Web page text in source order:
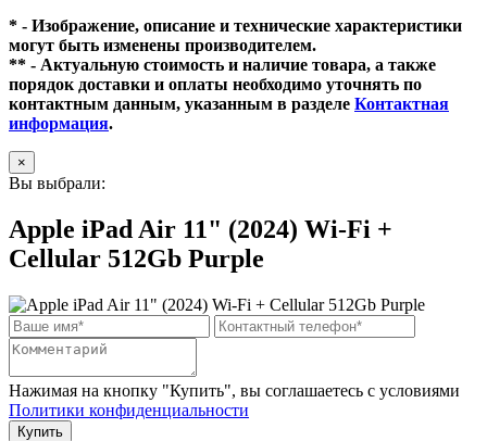
* - Изображение, описание и технические характеристики
могут быть изменены производителем.
** - Актуальную стоимость и наличие товара, а также
порядок доставки и оплаты необходимо уточнять по
контактным данным, указанным в разделе Контактная
информация.
×
Вы выбрали:
Apple iPad Air 11" (2024) Wi-Fi +
Cellular 512Gb Purple
Нажимая на кнопку "Купить", вы соглашаетесь с условиями
Политики конфиденциальности
Купить